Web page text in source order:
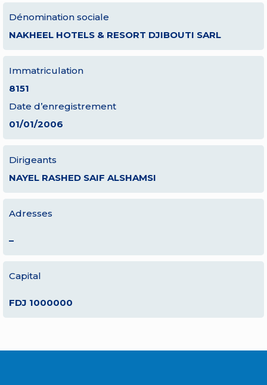
Dénomination sociale
NAKHEEL HOTELS & RESORT DJIBOUTI SARL
Immatriculation
8151
Date d’enregistrement
01/01/2006
Dirigeants
NAYEL RASHED SAIF ALSHAMSI
Adresses
–
Capital
FDJ 1000000